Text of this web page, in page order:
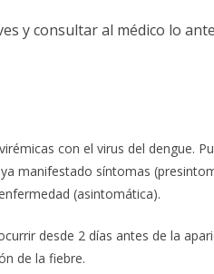
y consultar al médico lo
con el virus del dengue.
manifestado síntomas
(asintomática).
desde 2 días antes de la
de la fiebre.